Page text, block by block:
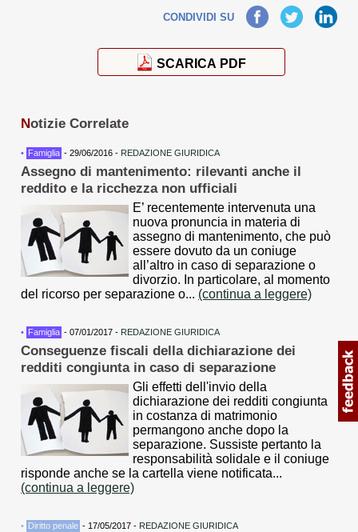
CONDIVIDI SUFacebook TwitterLinkedIn
SCARICA PDF
Notizie Correlate
• Famiglia - 29/06/2016 - REDAZIONE GIURIDICA
Assegno di mantenimento: rilevanti anche il
reddito e la ricchezza non ufficiali
E’ recentemente intervenuta una
nuova pronuncia in materia di
assegno di mantenimento, che può
essere dovuto da un coniuge
all’altro in caso di separazione o
divorzio. In particolare, al momento
del ricorso per separazione o... (continua a leggere)
• Famiglia - 07/01/2017 - REDAZIONE GIURIDICA
Conseguenze fiscali della dichiarazione dei
redditi congiunta in caso di separazione
Gli effetti dell'invio della
dichiarazione dei redditi congiunta
in costanza di matrimonio
permangono anche dopo la
separazione. Sussiste pertanto la
responsabilità solidale e il coniuge
risponde anche se la cartella viene notificata...
(continua a leggere)
• Diritto penale - 17/05/2017 - REDAZIONE GIURIDICA